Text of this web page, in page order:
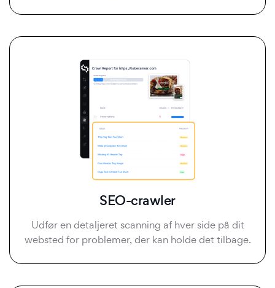
SEO-crawler
Udfør en detaljeret scanning af hver side på dit
websted for problemer, der kan holde det tilbage.